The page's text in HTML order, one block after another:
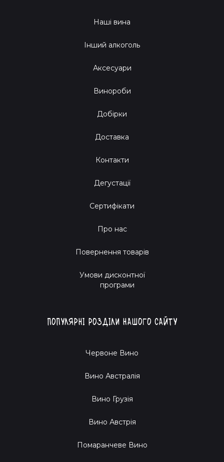
Наші вина
Інший алкоголь
Аксесуари
Винороби
Добірки
Доставка
Контакти
Дегустації
Сертифікати
Про нас
Повернення товарів
Умови дисконтної
програми
Популярні розділи нашого сайту
Червоне Вино
Вино Австралія
Вино Грузія
Вино Австрія
Помаранчеве Вино